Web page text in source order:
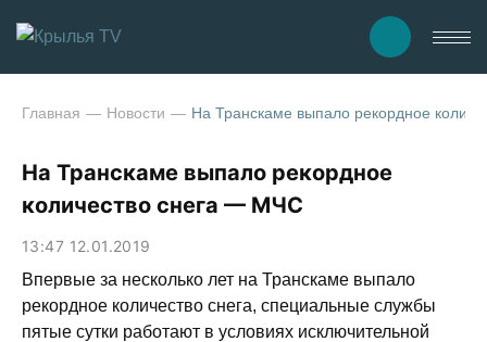
Главная Новости На Транскаме выпало рекордное
На Транскаме выпало рекордное
количество снега — МЧС
13:47 12.01.2019
Впервые за несколько лет на Транскаме выпало
рекордное количество снега, специальные службы
пятые сутки работают в условиях исключительной